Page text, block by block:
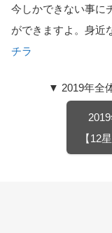
今しかできない事に
ができますよ。身近
チラ
▼ 2019年全
【12